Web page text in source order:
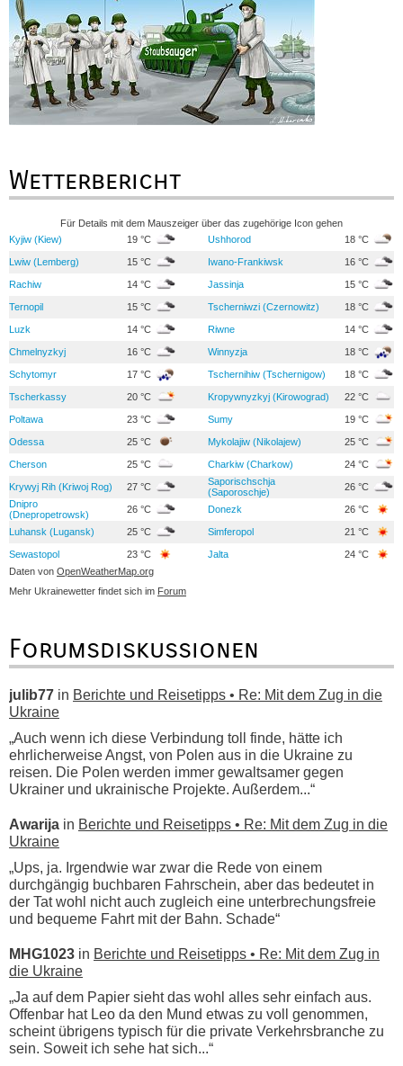
Wetterbericht
Für Details mit dem Mauszeiger über das zugehörige Icon gehen
Kyjiw (Kiew)
19 °C Ushhorod 18 °C
Lwiw (Lemberg) 15 °C Iwano-Frankiwsk 16 °C
Rachiw 14 °C Jassinja 15 °C
Ternopil 15 °C Tscherniwzi (Czernowitz) 18 °C
Luzk 14 °C Riwne 14 °C
Chmelnyzkyj 16 °C Winnyzja 18 °C
Schytomyr 17 °C Tschernihiw (Tschernigow) 18 °C
Tscherkassy 20 °C Kropywnyzkyj (Kirowograd) 22 °C
Poltawa 23 °C Sumy 19 °C
Odessa 25 °C Mykolajiw (Nikolajew) 25 °C
Cherson 25 °C Charkiw (Charkow) 24 °C
Krywyj Rih (Kriwoj Rog) 27 °C
Saporischschja
(Saporoschje)
26 °C
Dnipro
(Dnepropetrowsk)
26 °C Donezk 26 °C
Luhansk (Lugansk) 25 °C Simferopol 21 °C
Sewastopol 23 °C Jalta
24 °C
Daten von OpenWeatherMap.org
Mehr Ukrainewetter findet sich im Forum
Forumsdiskussionen
julib77 in Berichte und Reisetipps • Re: Mit dem Zug in die
Ukraine
„Auch wenn ich diese Verbindung toll finde, hätte ich
ehrlicherweise Angst, von Polen aus in die Ukraine zu
reisen. Die Polen werden immer gewaltsamer gegen
Ukrainer und ukrainische Projekte. Außerdem...“
Awarija in Berichte und Reisetipps • Re: Mit dem Zug in die
Ukraine
„Ups, ja. Irgendwie war zwar die Rede von einem
durchgängig buchbaren Fahrschein, aber das bedeutet in
der Tat wohl nicht auch zugleich eine unterbrechungsfreie
und bequeme Fahrt mit der Bahn. Schade“
MHG1023 in Berichte und Reisetipps • Re: Mit dem Zug in
die Ukraine
„Ja auf dem Papier sieht das wohl alles sehr einfach aus.
Offenbar hat Leo da den Mund etwas zu voll genommen,
scheint übrigens typisch für die private Verkehrsbranche zu
sein. Soweit ich sehe hat sich...“